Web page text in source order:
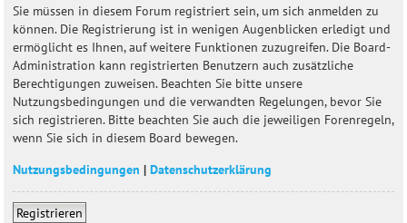
Sie müssen in diesem Forum registriert sein, um sich anmelden zu
können. Die Registrierung ist in wenigen Augenblicken erledigt und
ermöglicht es Ihnen, auf weitere Funktionen zuzugreifen. Die Board-
Administration kann registrierten Benutzern auch zusätzliche
Berechtigungen zuweisen. Beachten Sie bitte unsere
Nutzungsbedingungen und die verwandten Regelungen, bevor Sie
sich registrieren. Bitte beachten Sie auch die jeweiligen Forenregeln,
wenn Sie sich in diesem Board bewegen.
Nutzungsbedingungen | Datenschutzerklärung
Registrieren